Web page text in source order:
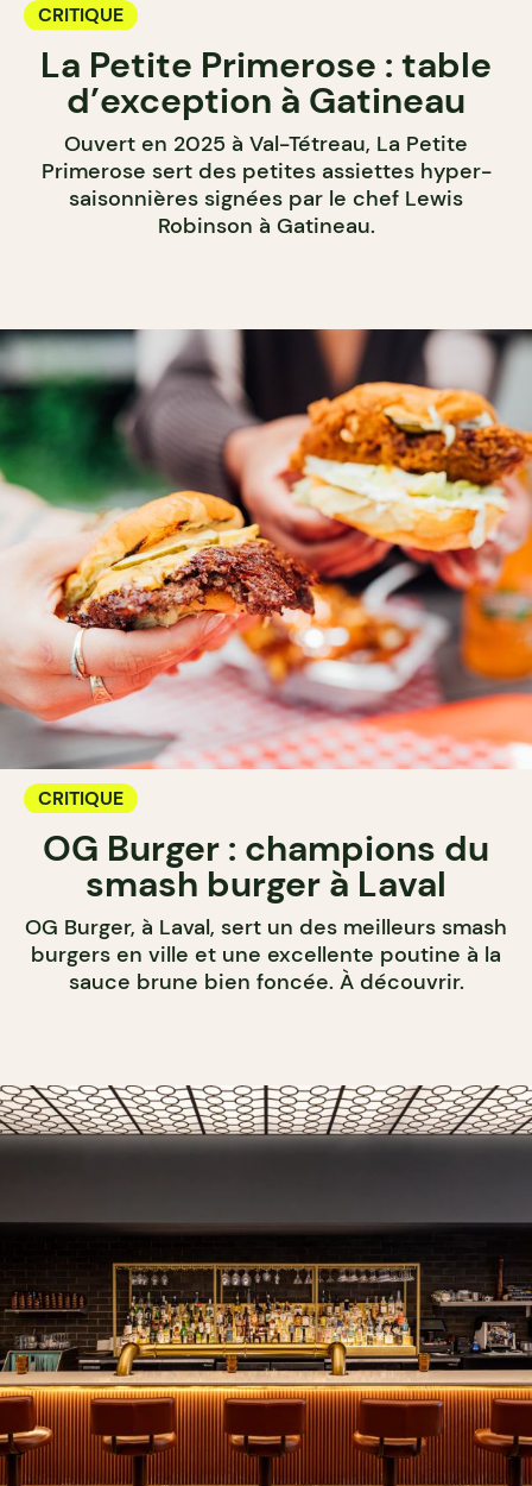
CRITIQUE
La Petite Primerose : table
d’exception à Gatineau
Ouvert en 2025 à Val-Tétreau, La Petite
Primerose sert des petites assiettes hyper-
saisonnières signées par le chef Lewis
Robinson à Gatineau.
CRITIQUE
OG Burger : champions du
smash burger à Laval
OG Burger, à Laval, sert un des meilleurs smash
burgers en ville et une excellente poutine à la
sauce brune bien foncée. À découvrir.